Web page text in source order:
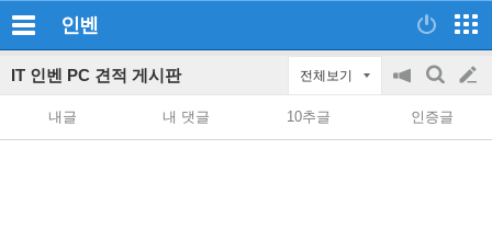
인벤
IT 인벤 PC 견적 게시판 전체보기
공
on/off
검
색
글
쓰
내글 내 댓글 10추글 인증글